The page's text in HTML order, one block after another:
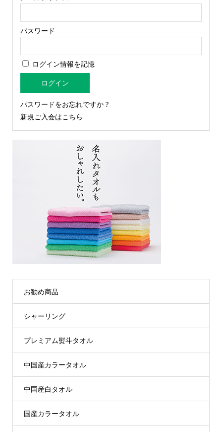
パスワード
ログイン情報を記憶
パスワードをお忘れですか ?
新規ご入会はこちら
お勧め商品
シャーリング
プレミアム熨斗タオル
中国産カラータオル
中国産白タオル
国産カラータオル